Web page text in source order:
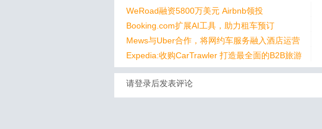
WeRoad融资5800万美元 Airbnb领投
Booking.com扩展AI工具，助力租车预订
Mews与Uber合作，将网约车服务融入酒店运营
Expedia:收购CarTrawler 打造最全面的B2B旅游
平台
请登录后发表评论